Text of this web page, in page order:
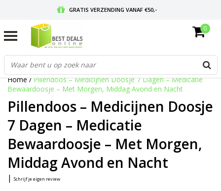
GRATIS VERZENDING VANAF €50,-
GRATIS RETOURNEREN EN 30 DAGEN BEDENKTIJD
0
Home/Pillendoos – Medicijnen Doosje 7 Dagen – Medicatie
Bewaardoosje – Met Morgen, Middag Avond en Nacht
Pillendoos – Medicijnen Doosje
7 Dagen – Medicatie
Bewaardoosje – Met Morgen,
Middag Avond en Nacht
| Schrijf je eigen review